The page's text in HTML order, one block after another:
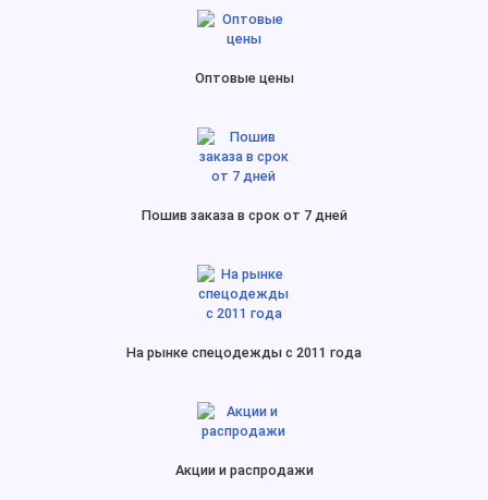
Оптовые цены
Пошив заказа в срок от 7 дней
На рынке спецодежды с 2011 года
Акции и распродажи